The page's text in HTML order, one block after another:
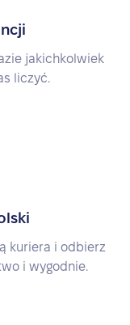
jakichkolwiek
liczyć.
kuriera i odbierz
i wygodnie.